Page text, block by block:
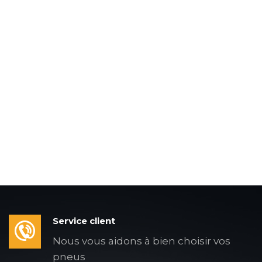
Service client
Nous vous aidons à bien choisir vos
pneus